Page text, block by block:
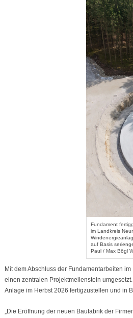
Fundament
im Landkreis
auf Basis
Paul / Max Bögl
Mit dem Abschluss der Fundamentarbeiten
einen zentralen Projektmeilenstein
Anlage im Herbst 2026 fertigzustellen und in
„Die Eröffnung der neuen Baufabrik der